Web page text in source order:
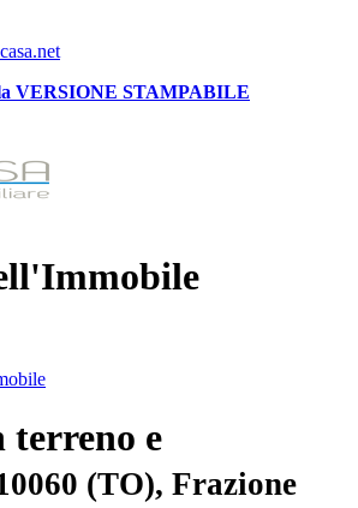
VERSIONE STAMPABILE
terreno e
(TO), Frazione